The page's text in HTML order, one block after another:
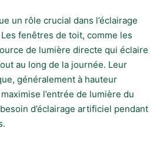
un rôle crucial dans l’éclairage
fenêtres de toit, comme les
de lumière directe qui éclaire
au long de la journée. Leur
généralement à hauteur
l’entrée de lumière du
d’éclairage artificiel pendant